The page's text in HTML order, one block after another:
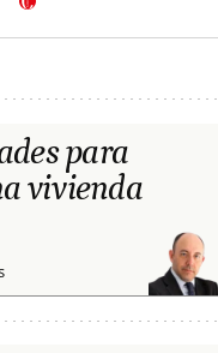
para
vivienda